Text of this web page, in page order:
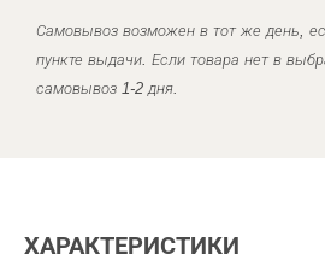
Самовывоз возможен в тот же день,
пункте выдачи. Если товара нет в
самовывоз 1-2 дня.
ХАРАКТЕРИСТИКИ